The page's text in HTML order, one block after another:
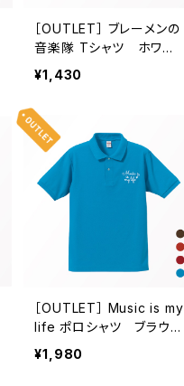
［OUTLET］ ブレーメンの
音楽隊 Tシャツ ホワイト
イエロー レモンイエロー
ブライトグリーン ライムグ
130cm, 140cm, 150cm,
160cm, G-S, G-M, G-L,
S, M, L, XL, XXL, XXX
L
¥1,430
［OUTLET］ Music is my
life ポロシャツ ブラウン
ハイレッド レッド ターコイ
ズブルー G-S, G-M, G-
¥1,980